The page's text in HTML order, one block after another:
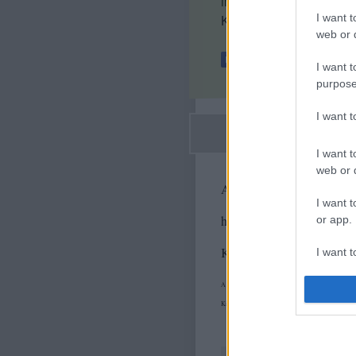
I want
web or
I want
I want
I want
web or
I want
or app.
I want
Kövess minket a
A bejegyzés trackback
https://fenteslent.blog.hu/
Kommentek:
A hozzászólások a
Kifogás esetén forduljon a blog szerkesztőjéhez.